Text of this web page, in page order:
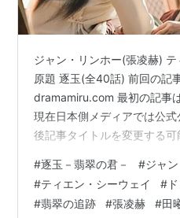
ジャン・リンホー(張凌赫)
原題 逐玉(全40話) 前回の記
dramamiru.com 最初の記事
現在日本側メディアでは公
後記事タイトルを変更する
ラクター生死を含めネタバレ
見つけられない長玉は旅の途
ためにこの男を追ってきた唐
#逐玉－翡翠の君－ #ジャ
#ティエン・シーウェイ #
#翡翠の追跡 #張凌赫 #田